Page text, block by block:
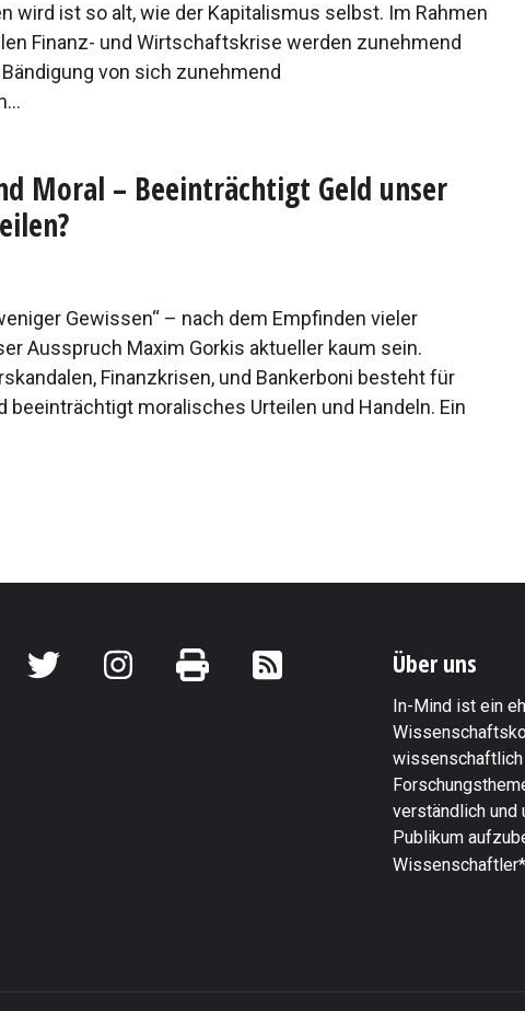
wird ist so alt, wie der Kapitalismus selbst. Im Rahmen
Finanz- und Wirtschaftskrise werden zunehmend
von sich zunehmend
Moral – Beeinträchtigt Geld unser
Gewissen“ – nach dem Empfinden vieler
Ausspruch Maxim Gorkis aktueller kaum sein.
Finanzkrisen, und Bankerboni besteht für
beeinträchtigt moralisches Urteilen und Handeln. Ein
Über uns
In-Mind ist ein
wissenschaftlich
verständlich und
Publikum